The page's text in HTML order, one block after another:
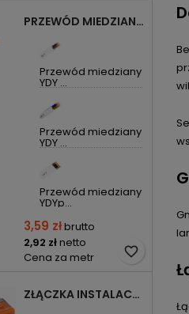
PRZEWÓD MIEDZIANY YDYP DRUT 3X1,5MM2 ŻO 450/750V
Przewód miedziany
YDY ...
Przewód miedziany
YDY ...
Przewód miedziany
YDYp...
3,59 złbrutto
2,92 złnetto
Cena za metr
favorite_border
ZŁĄCZKA INSTALACYJNA 3X COMPACT POMARAŃCZOWA 2273-203 WAGO